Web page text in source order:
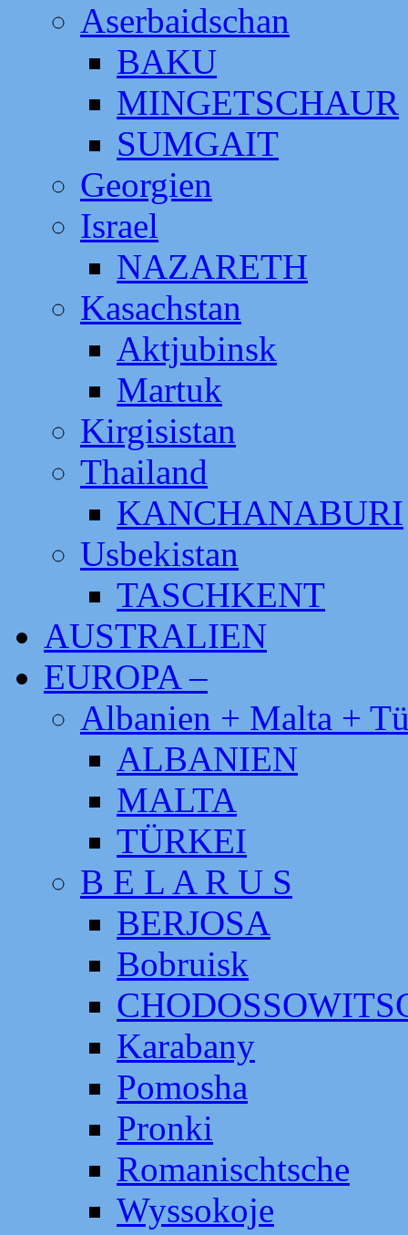
Aserbaidschan
BAKU
MINGETSCHAUR
SUMGAIT
Georgien
Israel
NAZARETH
Kasachstan
Aktjubinsk
Martuk
Kirgisistan
Thailand
KANCHANABURI
Usbekistan
TASCHKENT
AUSTRALIEN
EUROPA –
Albanien + Malta +
ALBANIEN
MALTA
TÜRKEI
B E L A R U S
BERJOSA
Bobruisk
Karabany
Pomosha
Pronki
Romanischtsche
Wyssokoje